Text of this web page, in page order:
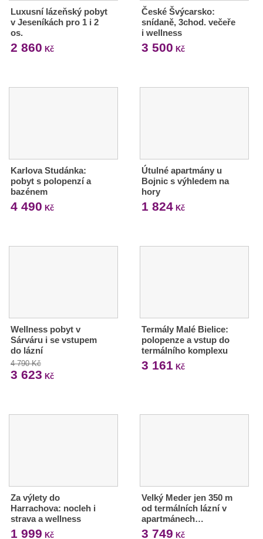
Luxusní lázeňský pobyt
v Jeseníkách pro 1 i 2
os.
2 860 Kč
České Švýcarsko:
snídaně, 3chod. večeře
i wellness
3 500 Kč
Karlova Studánka:
pobyt s polopenzí a
bazénem
4 490 Kč
Útulné apartmány u
Bojnic s výhledem na
hory
1 824Kč
Wellness pobyt v
Sárváru i se vstupem
do lázní
4 790 Kč
3 623 Kč
Termály Malé Bielice:
polopenze a vstup do
termálního komplexu
3 161 Kč
Za výlety do
Harrachova: nocleh i
strava a wellness
1 999 Kč
Velký Meder jen 350 m
od termálních lázní v
apartmánech…
3 749 Kč